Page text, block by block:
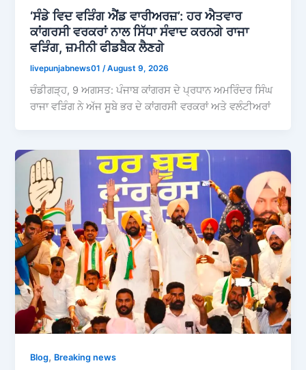
‘ਸੰਡੇ ਵਿਦ ਵੜਿੰਗ ਐਂਡ ਵਾਰੀਅਰਜ਼’: ਹਰ ਐਤਵਾਰ
ਕਾਂਗਰਸੀ ਵਰਕਰਾਂ ਨਾਲ ਸਿੱਧਾ ਸੰਵਾਦ ਕਰਨਗੇ ਰਾਜਾ
ਵੜਿੰਗ, ਜ਼ਮੀਨੀ ਫੀਡਬੈਕ ਲੈਣਗੇ
livepunjabnews01 /August 9, 2026
ਚੰਡੀਗੜ੍ਹ, 9 ਅਗਸਤ: ਪੰਜਾਬ ਕਾਂਗਰਸ ਦੇ ਪ੍ਰਧਾਨ ਅਮਰਿੰਦਰ ਸਿੰਘ
ਰਾਜਾ ਵੜਿੰਗ ਨੇ ਅੱਜ ਸੂਬੇ ਭਰ ਦੇ ਕਾਂਗਰਸੀ ਵਰਕਰਾਂ ਅਤੇ ਵਲੰਟੀਅਰਾਂ
Blog, Breaking news